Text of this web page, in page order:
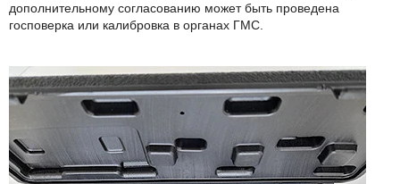
дополнительному согласованию может быть проведена
госповерка или калибровка в органах ГМС.